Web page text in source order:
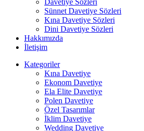
Sünnet Davetiye Sözleri
Kına Davetiye Sözleri
Dini Davetiye Sözleri
Hakkımızda
İletişim
Kategoriler
Kına Davetiye
Ekonom Davetiye
Ela Elite Davetiye
Polen Davetiye
Özel Tasarımlar
İklim Davetiye
Wedding Davetiye